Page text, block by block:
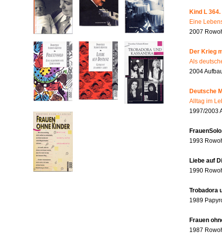
Kind L 364.
Eine
2007
Der Krieg
Als
2004
Deutsche
Alltag im
1997/2003
1993
Liebe auf
1990
Trobadora
1989
Frauen
1987